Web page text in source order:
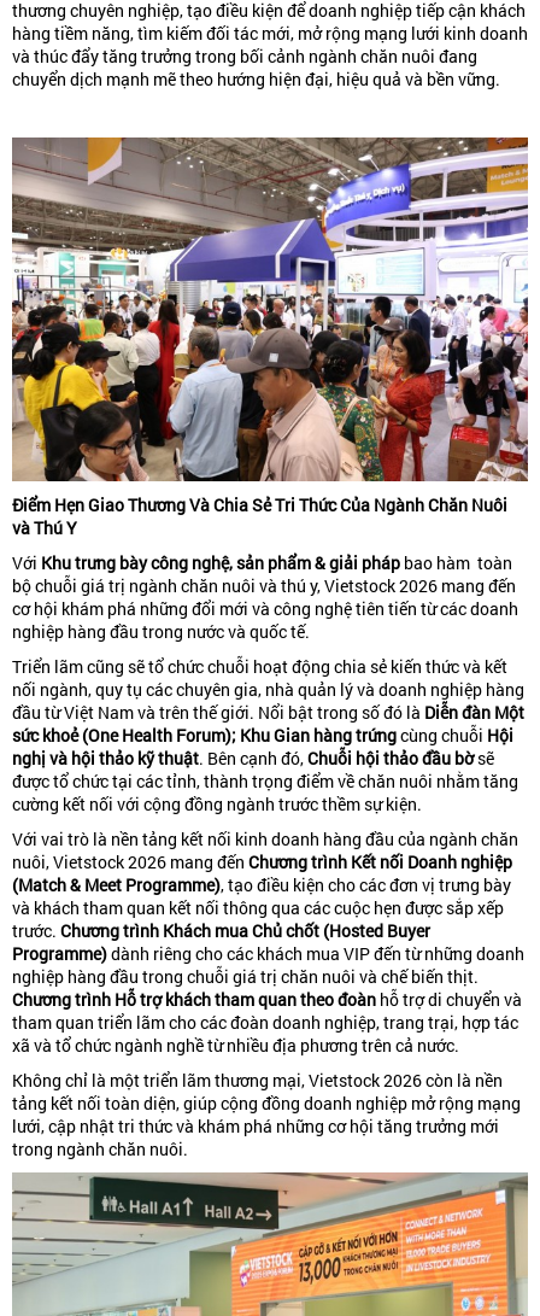
thương chuyên nghiệp, tạo điều kiện để doanh nghiệp tiếp cận khách
hàng tiềm năng, tìm kiếm đối tác mới, mở rộng mạng lưới kinh doanh
và thúc đẩy tăng trưởng trong bối cảnh ngành chăn nuôi đang
chuyển dịch mạnh mẽ theo hướng hiện đại, hiệu quả và bền vững.
Điểm Hẹn Giao Thương Và Chia Sẻ Tri Thức Của Ngành Chăn Nuôi
và Thú Y
Với Khu trưng bày công nghệ, sản phẩm & giải pháp bao hàm toàn
bộ chuỗi giá trị ngành chăn nuôi và thú y, Vietstock 2026 mang đến
cơ hội khám phá những đổi mới và công nghệ tiên tiến từ các doanh
nghiệp hàng đầu trong nước và quốc tế.
Triển lãm cũng sẽ tổ chức chuỗi hoạt động chia sẻ kiến thức và kết
nối ngành, quy tụ các chuyên gia, nhà quản lý và doanh nghiệp hàng
đầu từ Việt Nam và trên thế giới. Nổi bật trong số đó là Diễn đàn Một
sức khoẻ (One Health Forum); Khu Gian hàng trứngcùng chuỗi Hội
nghị và hội thảo kỹ thuật. Bên cạnh đó,Chuỗi hội thảo đầu bờsẽ
được tổ chức tại các tỉnh, thành trọng điểm về chăn nuôi nhằm tăng
cường kết nối với cộng đồng ngành trước thềm sự kiện.
Với vai trò là nền tảng kết nối kinh doanh hàng đầu của ngành chăn
nuôi, Vietstock 2026 mang đến Chương trình Kết nối Doanh nghiệp
(Match & Meet Programme), tạo điều kiện cho các đơn vị trưng bày
và khách tham quan kết nối thông qua các cuộc hẹn được sắp xếp
trước. Chương trình Khách mua Chủ chốt (Hosted Buyer
Programme)dành riêng cho các khách mua VIP đến từ những doanh
nghiệp hàng đầu trong chuỗi giá trị chăn nuôi và chế biến thịt.
Chương trình Hỗ trợ khách tham quan theo đoàn hỗ trợ di chuyển và
tham quan triển lãm cho các đoàn doanh nghiệp, trang trại, hợp tác
xã và tổ chức ngành nghề từ nhiều địa phương trên cả nước.
Không chỉ là một triển lãm thương mại, Vietstock 2026 còn là nền
tảng kết nối toàn diện, giúp cộng đồng doanh nghiệp mở rộng mạng
lưới, cập nhật tri thức và khám phá những cơ hội tăng trưởng mới
trong ngành chăn nuôi.